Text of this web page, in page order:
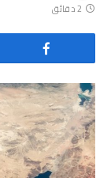
2 دقائق